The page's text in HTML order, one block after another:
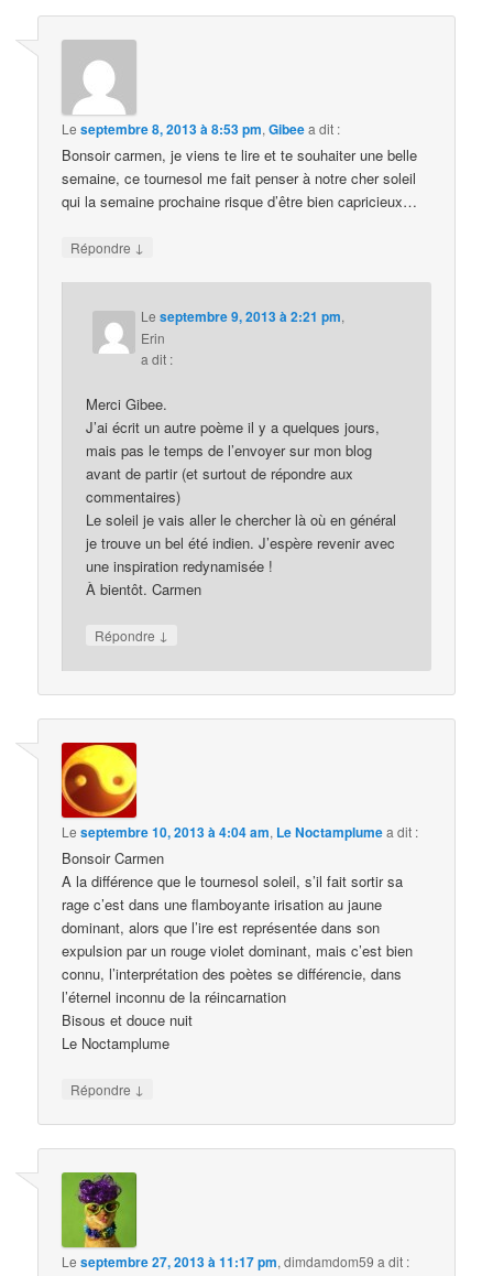
Leseptembre 8, 2013 à 8:53 pm,Gibeea dit :
Bonsoir carmen, je viens te lire et te souhaiter une belle
semaine, ce tournesol me fait penser à notre cher soleil
qui la semaine prochaine risque d’être bien capricieux…
Répondre ↓
Leseptembre 9, 2013 à 2:21 pm,
Erin
a dit :
Merci Gibee.
J’ai écrit un autre poème il y a quelques jours,
mais pas le temps de l’envoyer sur mon blog
avant de partir (et surtout de répondre aux
commentaires)
Le soleil je vais aller le chercher là où en général
je trouve un bel été indien. J’espère revenir avec
une inspiration redynamisée !
À bientôt. Carmen
Répondre ↓
Leseptembre 10, 2013 à 4:04 am, Le Noctamplumea dit :
Bonsoir Carmen
A la différence que le tournesol soleil, s’il fait sortir sa
rage c’est dans une flamboyante irisation au jaune
dominant, alors que l’ire est représentée dans son
expulsion par un rouge violet dominant, mais c’est bien
connu, l’interprétation des poètes se différencie, dans
l’éternel inconnu de la réincarnation
Bisous et douce nuit
Le Noctamplume
Répondre ↓
Leseptembre 27, 2013 à 11:17 pm,dimdamdom59 a dit :